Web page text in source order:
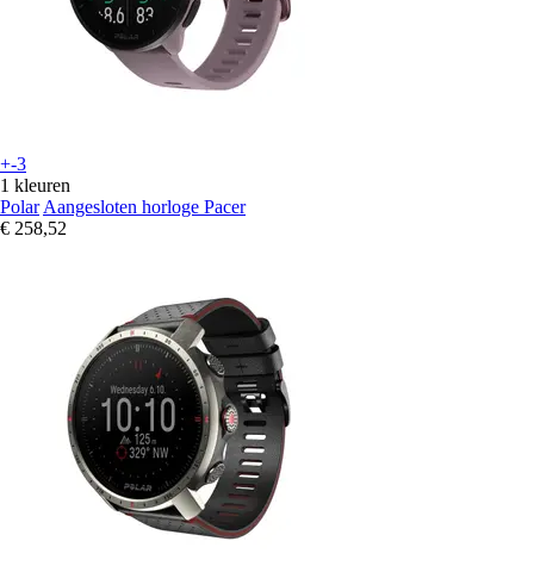
+-3
1 kleuren
Polar Aangesloten horloge Pacer
€ 258,52